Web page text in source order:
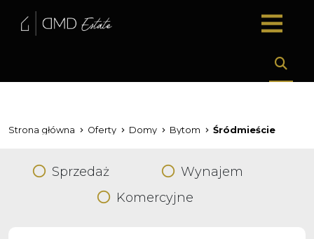
Strona główna Oferty Domy Bytom Śródmieście
Sprzedaż
Wynajem
Komercyjne